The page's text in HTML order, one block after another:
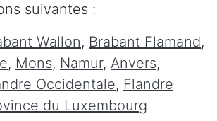
suivantes :
Wallon, Brabant Flamand,
, Mons, Namur, Anvers,
Occidentale, Flandre
du Luxembourg